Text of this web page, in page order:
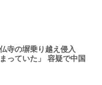
寺の塀乗り越え侵入
っていた」 容疑で中国